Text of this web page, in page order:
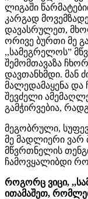
ლიგაში
კარგად
დავასრულეთ,
ორივე ბურთი მე
,,სამეგრელოს”
შემომთავაზა
დავთანხმდი. მან
მალედამაყენა და
შევძელი
გამჭირვებია,
მეგობრული,
მე მადლიერი ვარ
მწვრთნელის
ჩამოვყალიბდი
როგორც ვიცი,
ითამაშეთ,